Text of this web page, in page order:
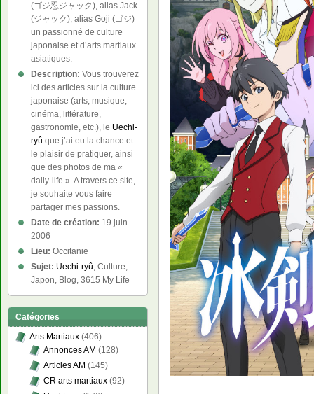
(ゴジ忍ジャック), alias Jack
(ジャック), alias Goji (ゴジ)
un passionné de culture
japonaise et d’arts martiaux
asiatiques.
Description: Vous trouverez
ici des articles sur la culture
japonaise (arts, musique,
cinéma, littérature,
gastronomie, etc.), le Uechi-
ryû que j’ai eu la chance et
le plaisir de pratiquer, ainsi
que des photos de ma «
daily-life ». A travers ce site,
je souhaite vous faire
partager mes passions.
Date de création: 19 juin
2006
Lieu: Occitanie
Sujet: Uechi-ryû, Culture,
Japon, Blog, 3615 My Life
Catégories
Arts Martiaux (406)
Annonces AM (128)
Articles AM (145)
CR arts martiaux (92)